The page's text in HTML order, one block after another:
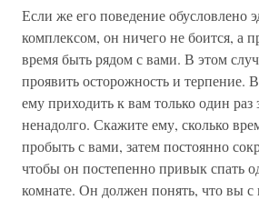
Если же его поведение обусловлено
комплексом, он ничего не боится, а
время быть рядом с вами. В этом
проявить осторожность и терпение.
ему приходить к вам только один раз
ненадолго. Скажите ему, сколько
пробыть с вами, затем постоянно
чтобы он постепенно привык спать
комнате. Он должен понять, что вы